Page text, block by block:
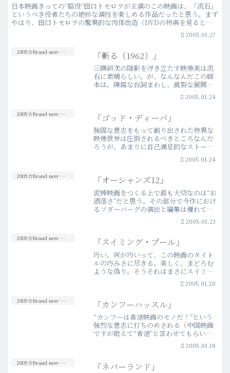
日本映画きっての“脇役”田口トモロヲが主演のこの映画は、「流石」
というべき役者たちの絶妙な演技を楽しめる作品だったと思う。まず
やはり、田口トモロヲの驚異的な肉体改造（DVDの特典を見ると更
に驚き）と、それに相反して共存するいつもの彼らしい“…more
2005.01.27
2005☆Brand new Movies 「斬る（1962）」
三隅研次の陰影を浮き立たす映像美は流
石に素晴らしい。が、なんなんだこの脚
本は。陳腐な台詞まわし、滅裂な展開、
随所に見られる映像の秀逸さを覆い隠し
て余りある酷さだった。主人公は何をも
ていない。娯楽なのか、ド…more
2005.01.24
2005☆Brand new Movies 「ゴッド・ディーバ」
強固な意志をもって創り出された特異な
映像世界は圧倒されるべきところなんだ
ろうが、あまりに自己満足的なストーリ
ーには観客が入り込むべき余地は無く、
結果映画全体が至極希薄に映った。徹底
きるが、そこに紡ぎだされ…more
2005.01.24
2005☆Brand new Movies 「オーシャンズ12」
泥棒映画をつくる上で最も大切なのは“お
洒落さ”だと思う。その部分で今作におけ
るソダーバーグの演出と編集は優れてい
ると思う。予想よりもずっと面白いとい
うのが、正直なところで、前作のコメン
ストを揃えるだけでも…more
2005.01.23
2005☆Brand new Movies 「スイミング・プール」
巧い。何が巧いって、この映画のタイト
ルの巧みさに尽きる。美しく、まどろむ
ような偽り。そうそれはまさにスイミン
グプールの水面に煌く乱反射だ。現実と
妄想の境界線を絶妙にぼかすことによっ
中で息づく、二人の女の歪…more
2005.01.20
2005☆Brand new Movies 「カンフーハッスル」
“カンフーは香港映画のモノだ！”という
強烈な意志に打ちのめされる（中国映画
ですが敢えて“香港”と言わせてもらいま
す）。ワイヤーアクション、CGの蔓延に
よりカンフーアクションはハリウッドを
になった。キアヌ・…more
2005.01.18
2005☆Brand new Movies 「ネバーランド」